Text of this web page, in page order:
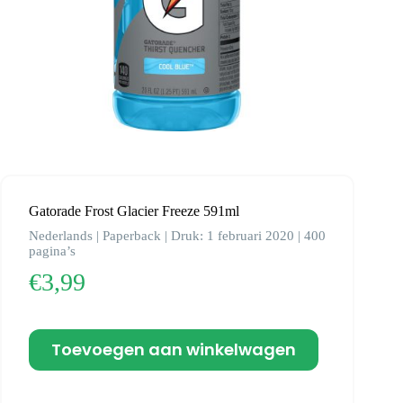
Gatorade Frost Glacier Freeze 591ml
Nederlands | Paperback | Druk: 1 februari 2020 | 400
pagina’s
€3,99
Toevoegen aan winkelwagen